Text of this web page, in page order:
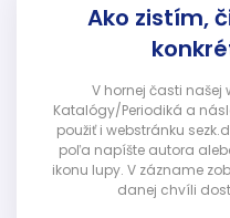
Ako zistím,
V hornej časti našej
Katalógy/Periodiká a
použiť i webstránku
poľa napíšte autora
ikonu lupy. V zázname
danej chvíli